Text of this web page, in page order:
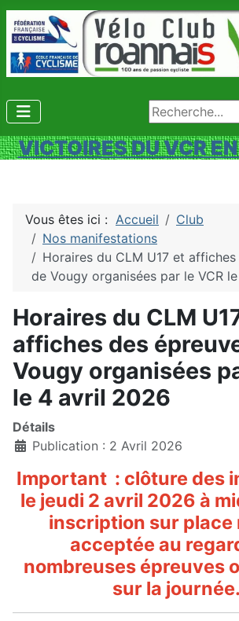
Rechercher
VICTOIRES DU VCR
Vous êtes ici : Accueil
Club
Nos manifestations
Horaires du CLM U17 et
de Vougy organisées par le VCR
Horaires du CLM
affiches des
Vougy organisées
le 4 avril 2026
Détails
Publication : 2 Avril 2026
Important : clôture des
le jeudi 2 avril 2026 à
inscription sur place
acceptée au
nombreuses épreuves
sur la journée.